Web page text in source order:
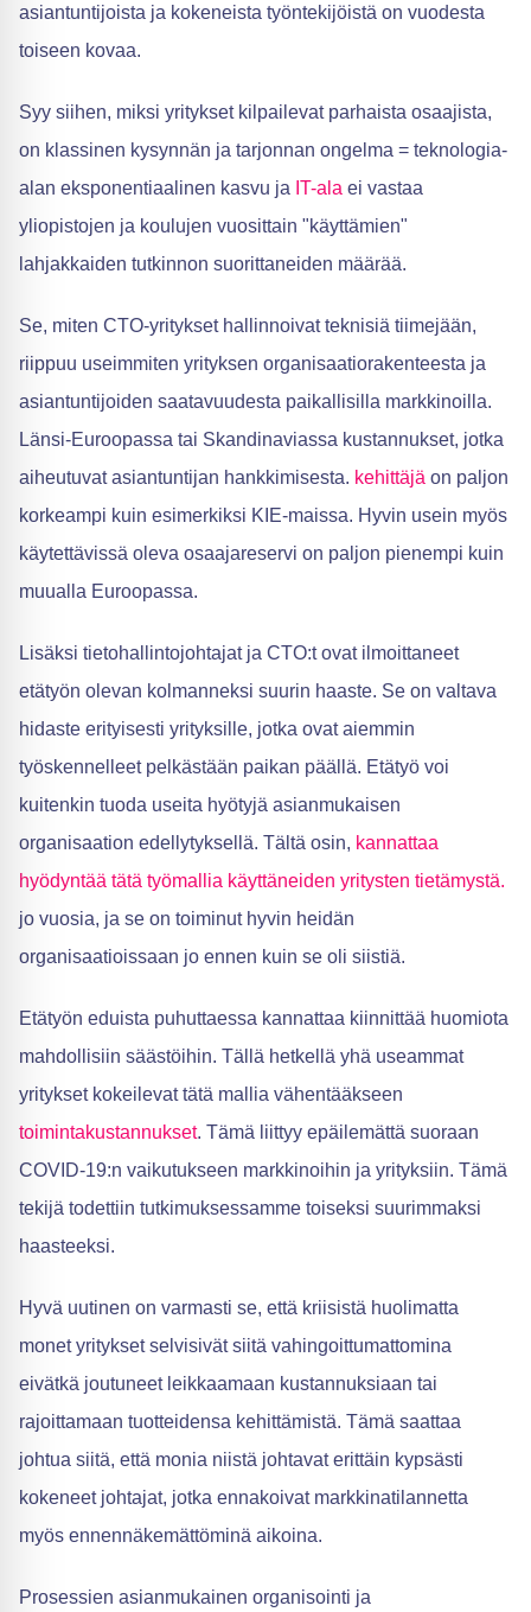
asiantuntijoista ja kokeneista työntekijöistä on vuodesta
toiseen kovaa.
Syy siihen, miksi yritykset kilpailevat parhaista osaajista,
on klassinen kysynnän ja tarjonnan ongelma = teknologia-
alan eksponentiaalinen kasvu ja IT-ala ei vastaa
yliopistojen ja koulujen vuosittain "käyttämien"
lahjakkaiden tutkinnon suorittaneiden määrää.
Se, miten CTO-yritykset hallinnoivat teknisiä tiimejään,
riippuu useimmiten yrityksen organisaatiorakenteesta ja
asiantuntijoiden saatavuudesta paikallisilla markkinoilla.
Länsi-Euroopassa tai Skandinaviassa kustannukset, jotka
aiheutuvat asiantuntijan hankkimisesta. kehittäjä on paljon
korkeampi kuin esimerkiksi KIE-maissa. Hyvin usein myös
käytettävissä oleva osaajareservi on paljon pienempi kuin
muualla Euroopassa.
Lisäksi tietohallintojohtajat ja CTO:t ovat ilmoittaneet
etätyön olevan kolmanneksi suurin haaste. Se on valtava
hidaste erityisesti yrityksille, jotka ovat aiemmin
työskennelleet pelkästään paikan päällä. Etätyö voi
kuitenkin tuoda useita hyötyjä asianmukaisen
organisaation edellytyksellä. Tältä osin, kannattaa
hyödyntää tätä työmallia käyttäneiden yritysten tietämystä.
jo vuosia, ja se on toiminut hyvin heidän
organisaatioissaan jo ennen kuin se oli siistiä.
Etätyön eduista puhuttaessa kannattaa kiinnittää huomiota
mahdollisiin säästöihin. Tällä hetkellä yhä useammat
yritykset kokeilevat tätä mallia vähentääkseen
toimintakustannukset. Tämä liittyy epäilemättä suoraan
COVID-19:n vaikutukseen markkinoihin ja yrityksiin. Tämä
tekijä todettiin tutkimuksessamme toiseksi suurimmaksi
haasteeksi.
Hyvä uutinen on varmasti se, että kriisistä huolimatta
monet yritykset selvisivät siitä vahingoittumattomina
eivätkä joutuneet leikkaamaan kustannuksiaan tai
rajoittamaan tuotteidensa kehittämistä. Tämä saattaa
johtua siitä, että monia niistä johtavat erittäin kypsästi
kokeneet johtajat, jotka ennakoivat markkinatilannetta
myös ennennäkemättöminä aikoina.
Prosessien asianmukainen organisointi ja